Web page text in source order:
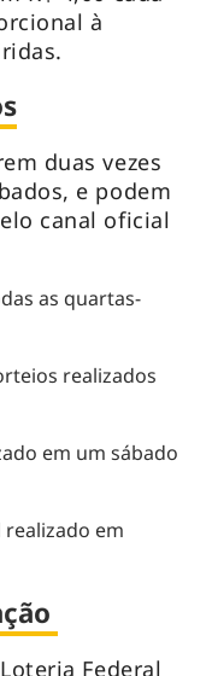
à
duas vezes
e podem
canal oficial
as quartas-
realizados
em um sábado
realizado em
Federal